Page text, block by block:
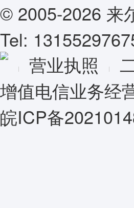
© 2005-2026 来
Tel:
营业执照
增值电信业务经
皖ICP备